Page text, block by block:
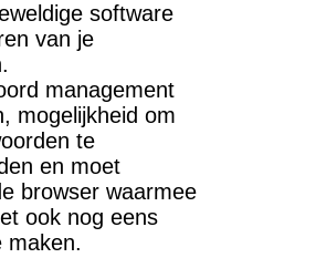
software
van je
management
mogelijkheid om
te
en moet
browser waarmee
ook nog eens
maken.